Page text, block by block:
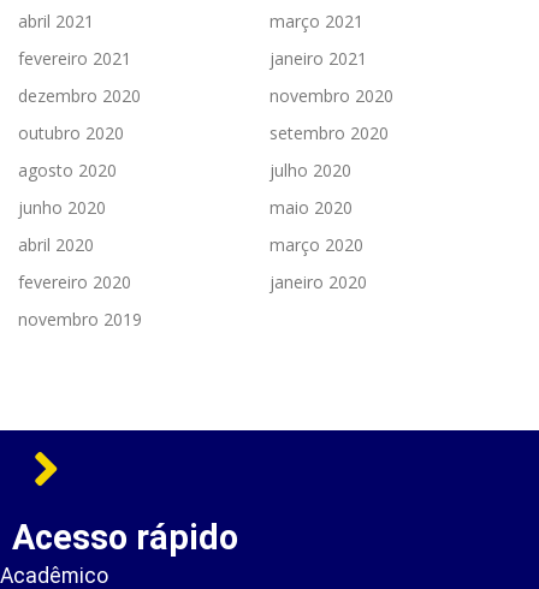
abril 2021
março 2021
fevereiro 2021
janeiro 2021
dezembro 2020
novembro 2020
outubro 2020
setembro 2020
agosto 2020
julho 2020
junho 2020
maio 2020
abril 2020
março 2020
fevereiro 2020
janeiro 2020
novembro 2019
Acesso rápido
Acadêmico